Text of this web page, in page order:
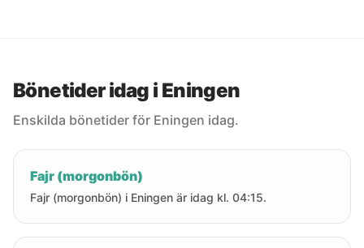
Bönetider idag i Eningen
Enskilda bönetider för Eningen idag.
Fajr (morgonbön)
Fajr (morgonbön) i Eningen är idag kl. 04:15.